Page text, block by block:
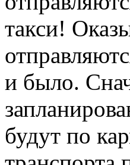
такси!
и было.
будут по